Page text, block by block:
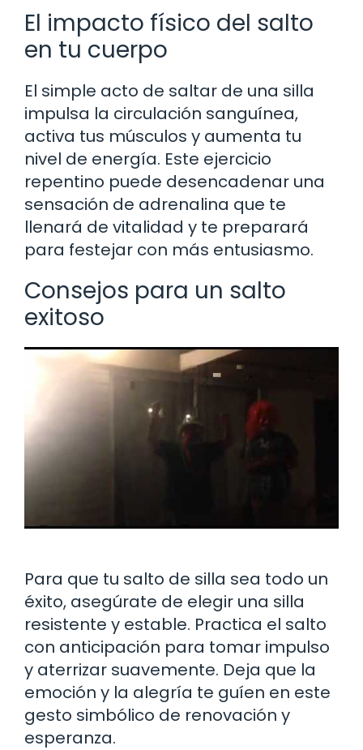
El impacto físico del salto
en tu cuerpo
El simple acto de saltar de una silla
impulsa la circulación sanguínea,
activa tus músculos y aumenta tu
nivel de energía. Este ejercicio
repentino puede desencadenar una
sensación de adrenalina que te
llenará de vitalidad y te preparará
para festejar con más entusiasmo.
Consejos para un salto
exitoso
Para que tu salto de silla sea todo un
éxito, asegúrate de elegir una silla
resistente y estable. Practica el salto
con anticipación para tomar impulso
y aterrizar suavemente. Deja que la
emoción y la alegría te guíen en este
gesto simbólico de renovación y
esperanza.